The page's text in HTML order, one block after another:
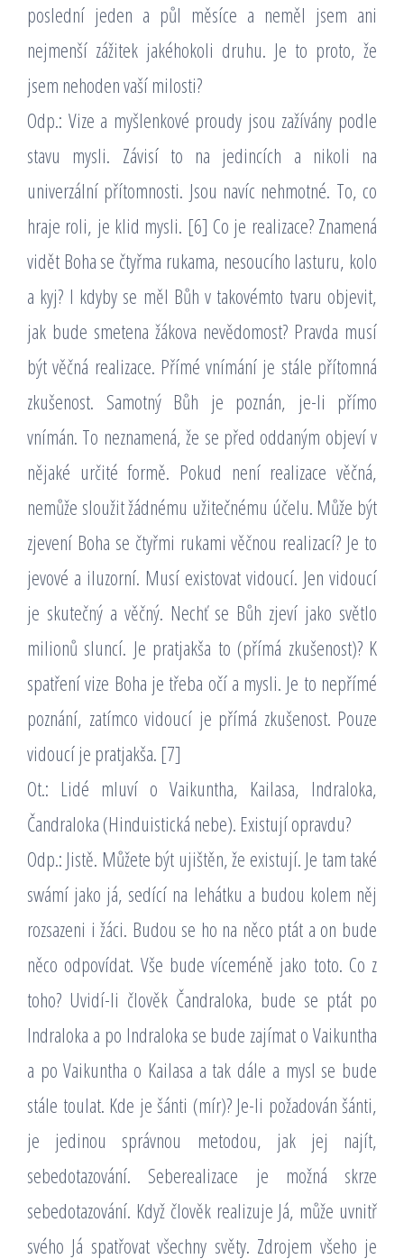
poslední jeden a půl měsíce a neměl jsem ani
nejmenší zážitek jakéhokoli druhu. Je to proto, že
jsem nehoden vaší milosti?
Odp.: Vize a myšlenkové proudy jsou zažívány podle
stavu mysli. Závisí to na jedincích a nikoli na
univerzální přítomnosti. Jsou navíc nehmotné. To, co
hraje roli, je klid mysli. [6] Co je realizace? Znamená
vidět Boha se čtyřma rukama, nesoucího lasturu, kolo
a kyj? I kdyby se měl Bůh v takovémto tvaru objevit,
jak bude smetena žákova nevědomost? Pravda musí
být věčná realizace. Přímé vnímání je stále přítomná
zkušenost. Samotný Bůh je poznán, je-li přímo
vnímán. To neznamená, že se před oddaným objeví v
nějaké určité formě. Pokud není realizace věčná,
nemůže sloužit žádnému užitečnému účelu. Může být
zjevení Boha se čtyřmi rukami věčnou realizací? Je to
jevové a iluzorní. Musí existovat vidoucí. Jen vidoucí
je skutečný a věčný. Nechť se Bůh zjeví jako světlo
milionů sluncí. Je pratjakša to (přímá zkušenost)? K
spatření vize Boha je třeba očí a mysli. Je to nepřímé
poznání, zatímco vidoucí je přímá zkušenost. Pouze
vidoucí je pratjakša. [7]
Ot.: Lidé mluví o Vaikuntha, Kailasa, Indraloka,
Čandraloka (Hinduistická nebe). Existují opravdu?
Odp.: Jistě. Můžete být ujištěn, že existují. Je tam také
swámí jako já, sedící na lehátku a budou kolem něj
rozsazeni i žáci. Budou se ho na něco ptát a on bude
něco odpovídat. Vše bude víceméně jako toto. Co z
toho? Uvidí-li člověk Čandraloka, bude se ptát po
Indraloka a po Indraloka se bude zajímat o Vaikuntha
a po Vaikuntha o Kailasa a tak dále a mysl se bude
stále toulat. Kde je šánti (mír)? Je-li požadován šánti,
je jedinou správnou metodou, jak jej najít,
sebedotazování. Seberealizace je možná skrze
sebedotazování. Když člověk realizuje Já, může uvnitř
svého Já spatřovat všechny světy. Zdrojem všeho je